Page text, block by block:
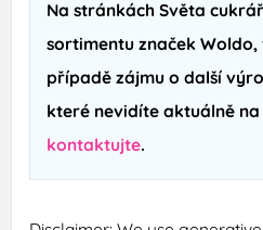
Na stránkách Světa
sortimentu značek Woldo,
případě zájmu o další
které nevidíte aktuálně na
kontaktujte.